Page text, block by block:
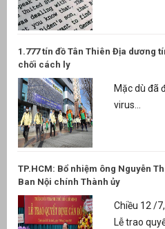
1.777 tín đồ Tân Thiên Địa dương
chối cách ly
Mặc dù đã
virus...
TP.HCM: Bổ nhiệm ông Nguyễn
Ban Nội chính Thành ủy
Chiều 12 /
Lễ trao